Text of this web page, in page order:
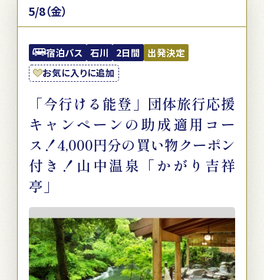
5/8（金）
宿泊バス 石川 2日間
出発決定
お気に入りに追加
「今行ける能登」団体旅行応援
キャンペーンの助成適用コー
ス！4,000円分の買い物クーポン
付き！山中温泉「かがり吉祥
亭」